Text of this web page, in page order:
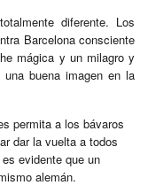
diferente. Los
Barcelona consciente
mágica y un milagro y
buena imagen en la
permita a los bávaros
dar la vuelta a todos
evidente que un
alemán.